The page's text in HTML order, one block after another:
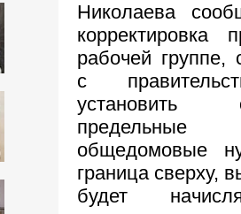
Николаева
рабочей группе,
с
установить
общедомовые
граница сверху,
будет